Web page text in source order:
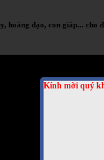
Kính mời quý
hoàng đạo, con giáp... cho